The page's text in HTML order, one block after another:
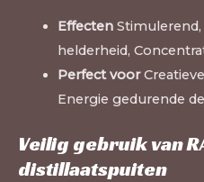
EffectenStimulerend,
helderheid,
Perfect voor
Energie gedurende
Veilig gebruik van
distillaatspuiten